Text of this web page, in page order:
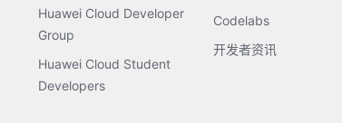
Huawei Cloud Developer
Group
Huawei Cloud Student
Developers
Codelabs
开发者资讯